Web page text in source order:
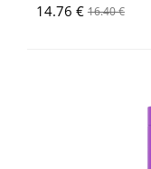
14.76 € 16.40 €